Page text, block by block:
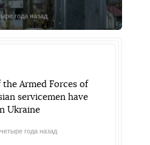
года назад
Armed Forces of
servicemen have
Ukraine
четыре года назад